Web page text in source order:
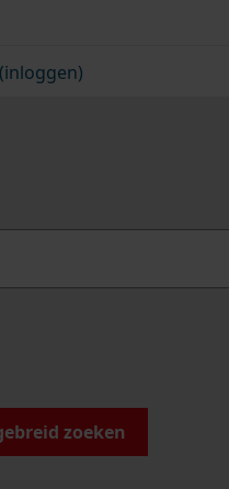
zoeken